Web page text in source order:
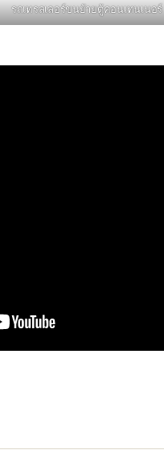
รถเทรลเลอร์ขนย้ายตู้คอนเทนเนอร์